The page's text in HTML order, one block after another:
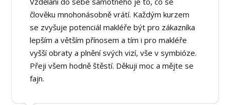
člověku mnohonásobně vrátí. Každým kurzem
se zvyšuje potenciál makléře být pro zákazníka
lepším a větším přínosem a tím i pro makléře
vyšší obraty a plnění svých vizí, vše v symbióze.
Přeji všem hodně štěstí. Děkuji moc a mějte se
fajn.